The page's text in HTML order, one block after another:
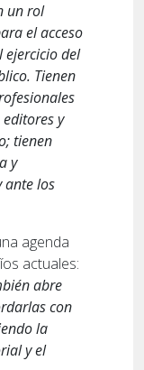
un rol
el acceso
del
Tienen
y
tienen
y
ante los
agenda
actuales:
abre
con
la
y el